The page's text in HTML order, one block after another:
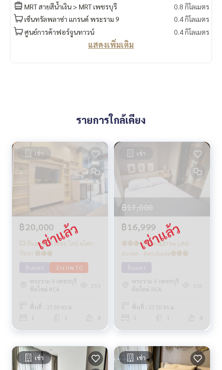
MRT สายสีน้ำเงิน > MRT เพชรบุรี
0.8 กิโลเมตร
เซ็นทรัลพลาซ่า แกรนด์ พระราม 9
0.4 กิโลเมตร
ศูนย์การค้าฟอร์จูนทาวน์
0.4 กิโลเมตร
แสดงเพิ่มเติม
รายการใกล้เคียง
เช่า
฿20,000
💥 ดินแดง 💥 เดอะ ไลน์ อโศก -
รัชดา 🔴🟢🟡
ว่าง กพ 70
พระราม 9 เพชรบุรี
ตัดใหม่ RCA
253
พื้นที่ : 27.50 ตร.ม.
1 1 4
เช่า
฿17,000
฿16,999
🔴🟢🟡 ดินแดง💥The LINE
Asoke - Ratchada🔴🟢🟡
พระราม 9 เพชรบุรี
ตัดใหม่ RCA
306
พื้นที่ : 27.50 ตร.ม.
1 1 4
เช่า เช่า